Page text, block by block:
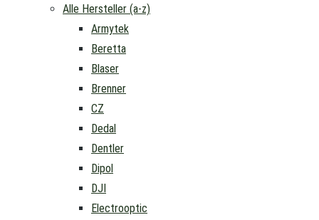
Alle Hersteller (a-z)
Armytek
Beretta
Blaser
Brenner
CZ
Dedal
Dentler
Dipol
DJI
Electrooptic